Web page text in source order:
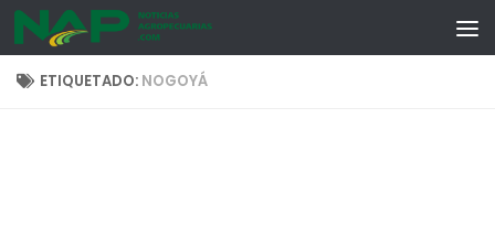
Skip to content
ETIQUETADO: NOGOYÁ